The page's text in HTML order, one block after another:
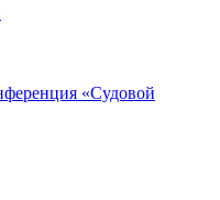
«Судовой